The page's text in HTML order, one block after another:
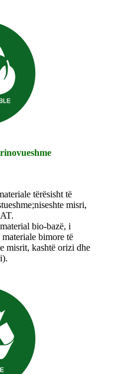
tërësisht të
misri,
bio-bazë, i
bimore të
misrit, kashtë orizi dhe